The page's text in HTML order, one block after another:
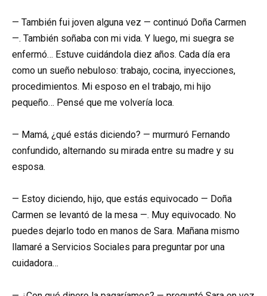
— También fui joven alguna vez — continuó Doña Carmen
—. También soñaba con mi vida. Y luego, mi suegra se
enfermó… Estuve cuidándola diez años. Cada día era
como un sueño nebuloso: trabajo, cocina, inyecciones,
procedimientos. Mi esposo en el trabajo, mi hijo
pequeño… Pensé que me volvería loca.
— Mamá, ¿qué estás diciendo? — murmuró Fernando
confundido, alternando su mirada entre su madre y su
esposa.
— Estoy diciendo, hijo, que estás equivocado — Doña
Carmen se levantó de la mesa —. Muy equivocado. No
puedes dejarlo todo en manos de Sara. Mañana mismo
llamaré a Servicios Sociales para preguntar por una
cuidadora…